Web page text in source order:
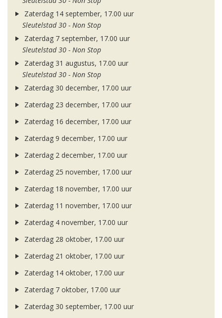
Zaterdag 14 september, 17.00 uur
Sleutelstad 30 - Non Stop
Zaterdag 7 september, 17.00 uur
Sleutelstad 30 - Non Stop
Zaterdag 31 augustus, 17.00 uur
Sleutelstad 30 - Non Stop
Zaterdag 30 december, 17.00 uur
Zaterdag 23 december, 17.00 uur
Zaterdag 16 december, 17.00 uur
Zaterdag 9 december, 17.00 uur
Zaterdag 2 december, 17.00 uur
Zaterdag 25 november, 17.00 uur
Zaterdag 18 november, 17.00 uur
Zaterdag 11 november, 17.00 uur
Zaterdag 4 november, 17.00 uur
Zaterdag 28 oktober, 17.00 uur
Zaterdag 21 oktober, 17.00 uur
Zaterdag 14 oktober, 17.00 uur
Zaterdag 7 oktober, 17.00 uur
Zaterdag 30 september, 17.00 uur